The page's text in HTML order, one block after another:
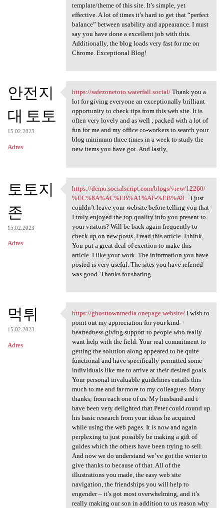
template/theme of this site. It’s simple, yet
effective. A lot of times it’s hard to get that “perfect
balance” between usability and appearance. I must
say you have done a excellent job with this.
Additionally, the blog loads very fast for me on
Chrome. Exceptional Blog!
안전지
대 토토
15.02.2023
Adres
https://safezonetoto
https://safezonetoto.waterfall.social/Thank you a
lot for giving everyone an exceptionally brilliant
opportunity to check tips from this web site. It is
often very lovely and as well , packed with a lot of
fun for me and my office co-workers to search your
blog minimum three times in a week to study the
new items you have got. And lastly,
토토지
존
15.02.2023
Adres
https://demo.socialscript.com
https://demo.socialscript.com/blogs/view/12260/
%EC%8A%AC%EB%A1%AF-%EB%A8...
I just
couldn’t leave your website before telling you that
I truly enjoyed the top quality info you present to
your visitors? Will be back again frequently to
check up on new posts. I read this article. I think
You put a great deal of exertion to make this
article. I like your work. The information you have
posted is very useful. The sites you have referred
was good. Thanks for sharing
먹튀
15.02.2023
Adres
https://ghosttownmedia
https://ghosttownmedia.onepage.website/I wish to
point out my appreciation for your kind-
heartedness giving support to people who really
want help with the field. Your real commitment to
getting the solution along appeared to be quite
functional and have specifically permitted some
individuals like me to arrive at their desired goals.
Your personal invaluable guidelines entails this
much to me and far more to my colleagues. Many
thanks; from each one of us. My husband and i
have been very delighted that Peter could round up
his basic research from your ideas he acquired
while using the web pages. It is now and again
perplexing to just possibly be making a gift of
guides which the others have been trying to sell.
And now we do understand we’ve got the writer to
give thanks to because of that. All of the
illustrations you made, the easy web site
navigation, the friendships you will help to
engender – it’s got most overwhelming, and it’s
really making our son in addition to us reason why